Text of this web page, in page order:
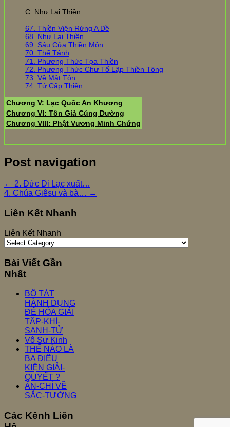
C. Như Lai Thiền
67. Thiền Viện Rừng A Đề
68. Như Lai Thiền
69. Sáu Cửa Thiền Môn
70. Thể Tánh
71. Phương Thức Tọa Thiền
72. Phương Thức Chư Tổ Lập Thiền Tông
73. Về Mật Tôn
74. Tứ Cấp Thiền
Chương V: Lạc Quốc An Khương
Chương VI: Tôn Giả Cúng Dường
Chương VIII: Phật Vương Minh Chứng
Post navigation
← 2. Đức Di Lạc xuất…
4. Chúa Giêsu và bà… →
Liên Kết Nhanh
Liên Kết Nhanh
Bài Viết Gần
Nhất
BỒ TÁT
HÀNH DỤNG
ĐỂ HÓA GIẢI
TẬP-KHÍ-
SANH-TỬ
Vô Sư Kinh
THẾ NÀO LÀ
BA ĐIỀU
KIỆN GIẢI-
QUYẾT ?
ẤN-CHỈ VỀ
SẮC-TƯỚNG
Các Kênh Liên